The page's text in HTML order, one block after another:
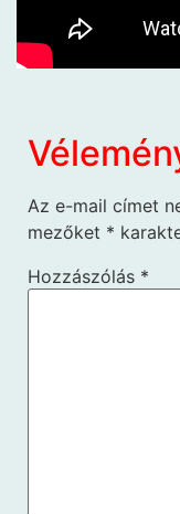
Az e-mail címet
mezőket *
Hozzászólás *